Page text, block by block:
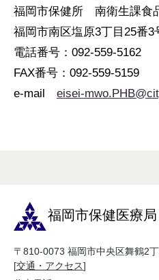
福岡市保健所 南衛生課食
福岡市南区塩原3丁目25番3
電話番号：092-559-5162
FAX番号：092-559-5159
e-mail eisei-
福岡市保健医療
〒810-0073 福岡市中央区舞鶴2
[交通・アクセス]